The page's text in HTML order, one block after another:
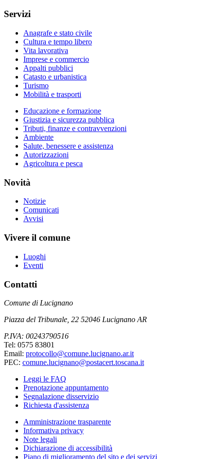
Servizi
Anagrafe e stato civile
Cultura e tempo libero
Vita lavorativa
Imprese e commercio
Appalti pubblici
Catasto e urbanistica
Turismo
Mobilità e trasporti
Educazione e formazione
Giustizia e sicurezza pubblica
Tributi, finanze e contravvenzioni
Ambiente
Salute, benessere e assistenza
Autorizzazioni
Agricoltura e pesca
Novità
Notizie
Comunicati
Avvisi
Vivere il comune
Luoghi
Eventi
Contatti
Comune di Lucignano
Piazza del Tribunale, 22 52046 Lucignano AR
P.IVA: 00243790516
Tel: 0575 83801
Email: protocollo@comune.lucignano.ar.it
PEC: comune.lucignano@postacert.toscana.it
Leggi le FAQ
Prenotazione appuntamento
Segnalazione disservizio
Richiesta d'assistenza
Amministrazione trasparente
Informativa privacy
Note legali
Dichiarazione di accessibilità
Piano di miglioramento del sito e dei servizi